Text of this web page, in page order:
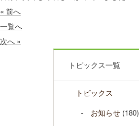
« 前へ
一覧へ
次へ »
トピックス一覧
トピックス
お知らせ (180)